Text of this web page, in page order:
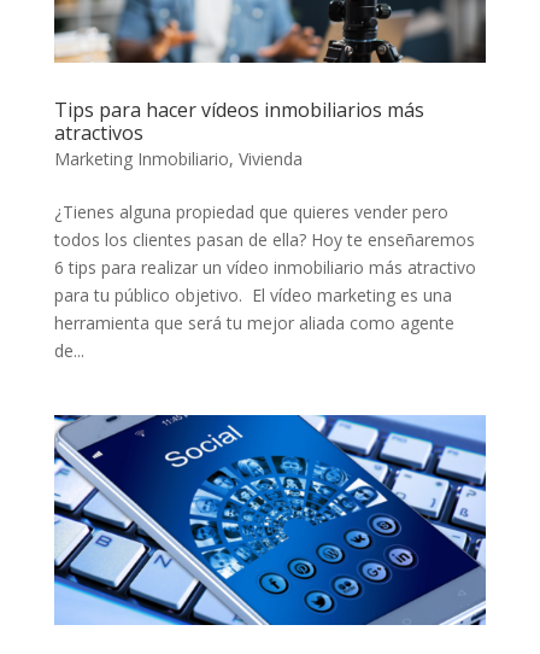
Tips para hacer vídeos inmobiliarios más
atractivos
Marketing Inmobiliario, Vivienda
¿Tienes alguna propiedad que quieres vender pero
todos los clientes pasan de ella? Hoy te enseñaremos
6 tips para realizar un vídeo inmobiliario más atractivo
para tu público objetivo. El vídeo marketing es una
herramienta que será tu mejor aliada como agente
de...